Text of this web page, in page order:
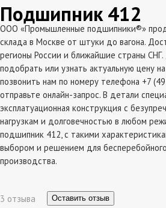
Подшипник 412
ООО «Промышленные подшипники®»
склада в Москве от штуки до вагона.
регионы России и ближайшие страны
подобрать или узнать актуальную цену
позвонить нам по номеру телефона +7
отправьте онлайн-запрос. В детали
эксплатуационная конструкция с
нагрузкам и долговечностью в любом
подшипник 412, с такими
выбором и решением для
производства.
3 отзыва Оставить отзыв